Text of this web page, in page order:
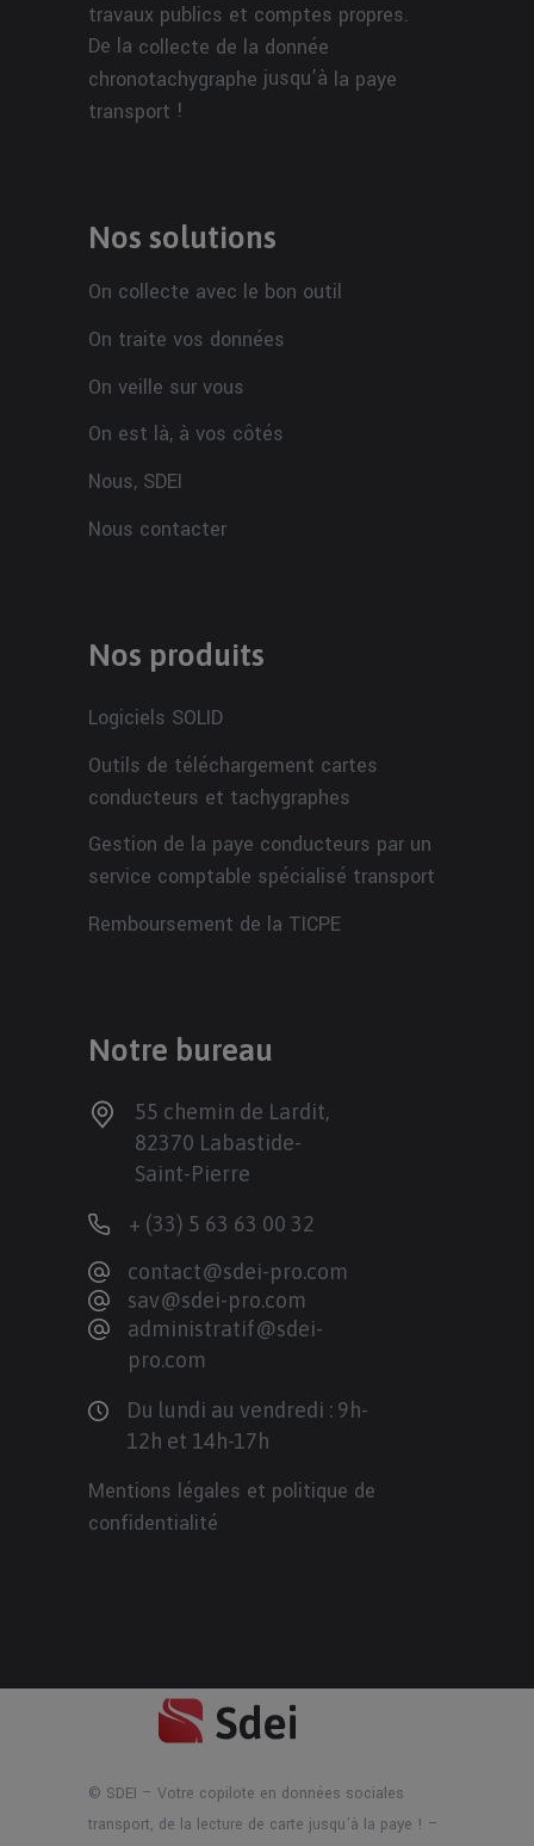
travaux publics et comptes propres.
De la collecte de la donnée
chronotachygraphe jusqu’à la paye
transport !
Nos solutions
On collecte avec le bon outil
On traite vos données
On veille sur vous
On est là, à vos côtés
Nous, SDEI
Nous contacter
Nos produits
Logiciels SOLID
Outils de téléchargement cartes
conducteurs et tachygraphes
Gestion de la paye conducteurs par un
service comptable spécialisé transport
Remboursement de la TICPE
Notre bureau
55 chemin de Lardit,
82370 Labastide-
Saint-Pierre
+ (33) 5 63 63 00 32
contact@sdei-pro.com
sav@sdei-pro.com
administratif@sdei-
pro.com
Du lundi au vendredi : 9h-
12h et 14h-17h
Mentions légales et politique de
confidentialité
© SDEI – Votre copilote en données sociales
transport, de la lecture de carte jusqu’à la paye ! –